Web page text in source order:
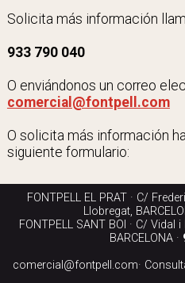
Solicita más información
933 790 040
O enviándonos un correo
comercial@fontpell.com
O solicita más información
siguiente formulario:
FONTPELL EL PRAT · C/
Llobregat,
FONTPELL SANT BOI · C/ Vidal
BARCELONA ·
comercial@fontpell.com·